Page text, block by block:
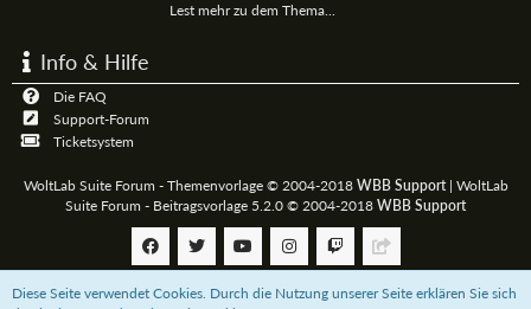
Lest mehr zu dem Thema...
Info & Hilfe
Die FAQ
Support-Forum
Ticketsystem
WoltLab Suite Forum - Themenvorlage © 2004-2018 WBB Support| WoltLab
Suite Forum - Beitragsvorlage 5.2.0 © 2004-2018 WBB Support
Community-Software:WoltLab Suite™
Diese Seite verwendet Cookies. Durch die Nutzung unserer Seite erklären Sie sich